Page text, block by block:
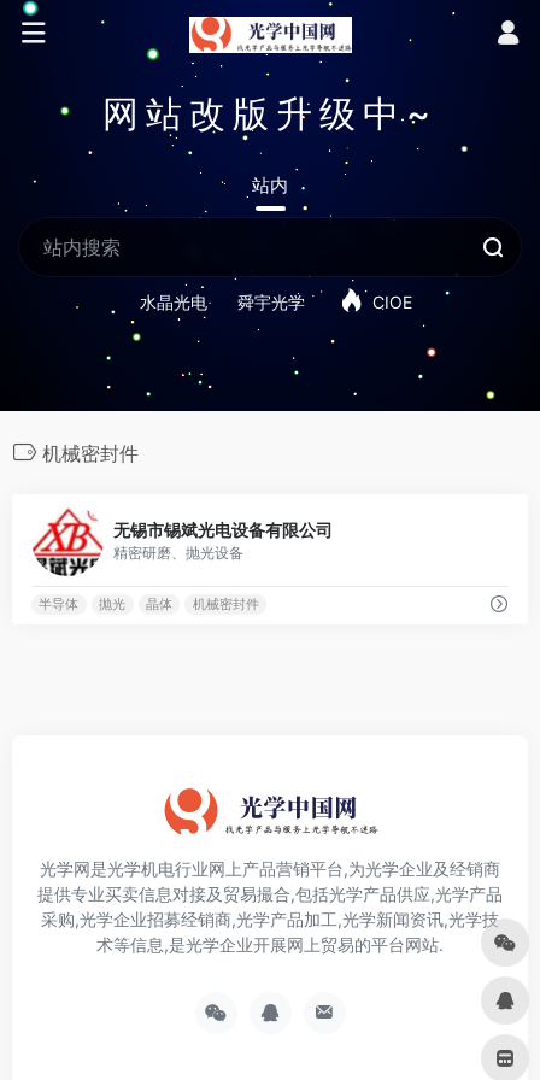
网站改版升级中~
站内
水晶光电 舜宇光学 CIOE
机械密封件
无锡市锡斌光电设备有限公司
精密研磨、抛光设备
半导体 抛光 晶体 机械密封件
光学网是光学机电行业网上产品营销平台,为光学企业及经销商
提供专业买卖信息对接及贸易撮合,包括光学产品供应,光学产品
采购,光学企业招募经销商,光学产品加工,光学新闻资讯,光学技
术等信息,是光学企业开展网上贸易的平台网站.